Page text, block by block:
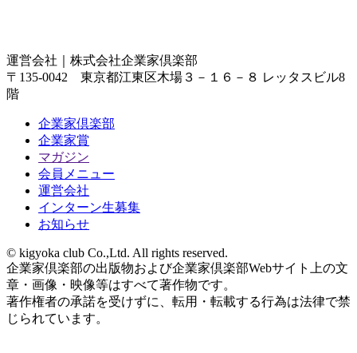
運営会社｜ 株式会社企業家倶楽部
〒135-0042 東京都江東区木場３－１６－８ レッタスビル8
階
企業家倶楽部
企業家賞
マガジン
会員メニュー
運営会社
インターン生募集
お知らせ
© kigyoka club Co.,Ltd. All rights reserved.
企業家倶楽部の出版物および企業家倶楽部Webサイト上の文
章・画像・映像等はすべて著作物です。
著作権者の承諾を受けずに、転用・転載する行為は法律で禁
じられています。